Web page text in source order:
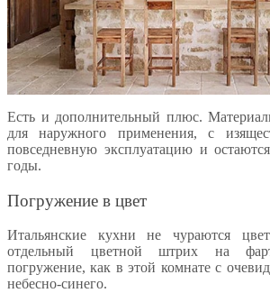
Есть и дополнительный плюс.
для наружного применения, с
повседневную эксплуатацию и
годы.
Погружение в цвет
Итальянские кухни не чураются
отдельный цветной штрих на
погружение, как в этой комнате с
небесно-синего.